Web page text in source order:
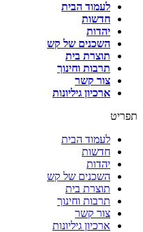
לעמוד הבית
חדשות
יהדות
השכנים של קש
תוצרת בית
תרבות וחינוך
צור קשר
ארכיון גיליונות
תפריט
לעמוד הבית
חדשות
יהדות
השכנים של קש
תוצרת בית
תרבות וחינוך
צור קשר
ארכיון גיליונות